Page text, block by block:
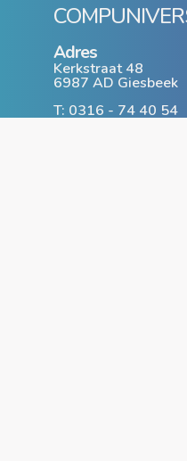
Adres
Kerkstraat 48
6987 AD Giesbeek
T: 0316 - 74 40 54